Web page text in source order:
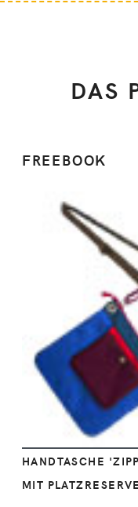
DAS
FREEBOOK
HANDTASCHE
MIT PLATZRESERVE